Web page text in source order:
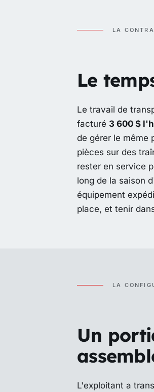
LA
Le
Le travail de
facturé 3 600 $
de gérer le même
pièces sur des
rester en service
long de la saison
équipement
place, et tenir
LA
Un
L'exploitant a